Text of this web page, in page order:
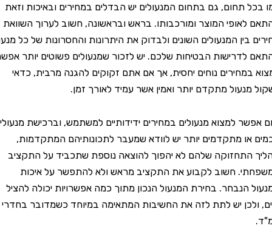
תחום, גם בתחום המנעולים יש הבדלים במחירים ובאיכות וזאת
המוצר ומורכבותו. בראש ובראשונה, חשוב לערוך השוואת
המנעולים השונים ולבדוק את היתרונות והחסרונות של כל מנעול
הבטיחות שלכם. יש לזכור שמנעולים פשוטים יותר אפשר
נוחים יחסית, אך אם אתם זקוקים להגנה מרבית, כדאי
מתקדם יותר ואמין אשר עמיד לאורך זמן.
למצוא מנעולים במחירים ידידותיים למשתמש, וברכישת מנעולים
מתקדמים יותר יש לוודא שמעבר לתכונותיהם המתקדמות,
שלהם לא יהפוך להוצאה נוספת שתכביד על התקציב
חשוב לקבוע את התקציב מראש ולא להתפשר על איכות
בחירת המנעול הנכון מתוך כמה אפשרויות יכולה להציל
יש לתת לזה את החשיבות המתאימה במיוחד כשמדובר בחדרי